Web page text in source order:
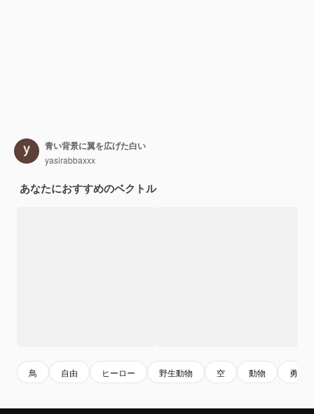
青い背景に翼を広げた白い
yasirabbaxxx
あなたにおすすめのベクトル
鳥 自由 ヒーロー 野生動物 空 動物 勇気